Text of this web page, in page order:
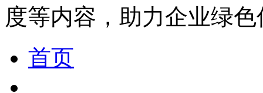
度等内容，助力企业绿色
首页